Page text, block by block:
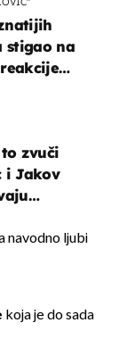
stigao na
zvuči
i Jakov
navodno ljubi
koja je do sada